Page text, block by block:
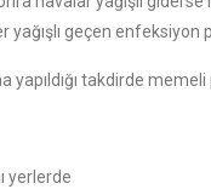
geçen enfeksiyon
takdirde
yerlerde